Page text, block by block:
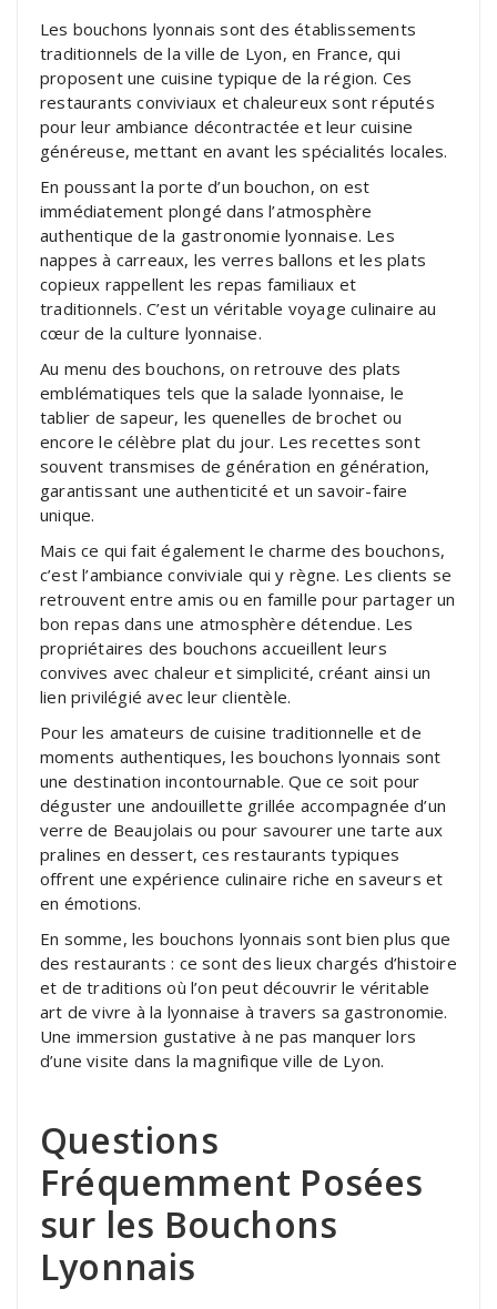
Les bouchons lyonnais sont des établissements
traditionnels de la ville de Lyon, en France, qui
proposent une cuisine typique de la région. Ces
restaurants conviviaux et chaleureux sont réputés
pour leur ambiance décontractée et leur cuisine
généreuse, mettant en avant les spécialités locales.
En poussant la porte d’un bouchon, on est
immédiatement plongé dans l’atmosphère
authentique de la gastronomie lyonnaise. Les
nappes à carreaux, les verres ballons et les plats
copieux rappellent les repas familiaux et
traditionnels. C’est un véritable voyage culinaire au
cœur de la culture lyonnaise.
Au menu des bouchons, on retrouve des plats
emblématiques tels que la salade lyonnaise, le
tablier de sapeur, les quenelles de brochet ou
encore le célèbre plat du jour. Les recettes sont
souvent transmises de génération en génération,
garantissant une authenticité et un savoir-faire
unique.
Mais ce qui fait également le charme des bouchons,
c’est l’ambiance conviviale qui y règne. Les clients se
retrouvent entre amis ou en famille pour partager un
bon repas dans une atmosphère détendue. Les
propriétaires des bouchons accueillent leurs
convives avec chaleur et simplicité, créant ainsi un
lien privilégié avec leur clientèle.
Pour les amateurs de cuisine traditionnelle et de
moments authentiques, les bouchons lyonnais sont
une destination incontournable. Que ce soit pour
déguster une andouillette grillée accompagnée d’un
verre de Beaujolais ou pour savourer une tarte aux
pralines en dessert, ces restaurants typiques
offrent une expérience culinaire riche en saveurs et
en émotions.
En somme, les bouchons lyonnais sont bien plus que
des restaurants : ce sont des lieux chargés d’histoire
et de traditions où l’on peut découvrir le véritable
art de vivre à la lyonnaise à travers sa gastronomie.
Une immersion gustative à ne pas manquer lors
d’une visite dans la magnifique ville de Lyon.
Questions
Fréquemment Posées
sur les Bouchons
Lyonnais